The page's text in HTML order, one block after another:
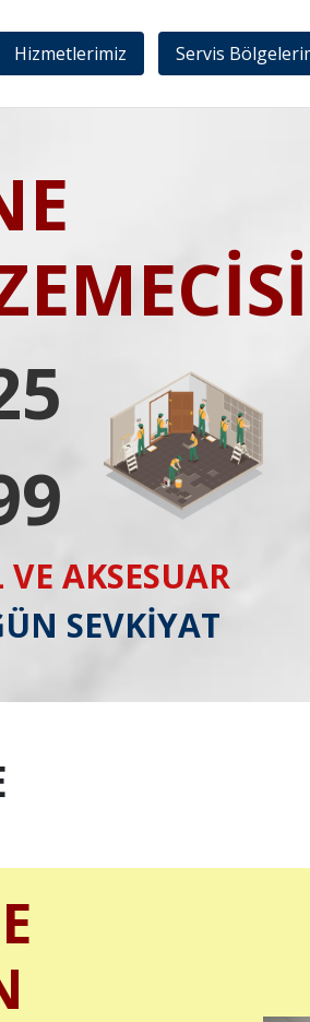
Hizmetlerimiz Servis
AKSESUAR
SEVKİYAT